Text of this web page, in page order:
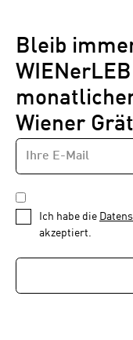
Bleib
Wiener
Newsletter
1
von
E-
MAIL-
ADRESSE
*
Ich habe die
akzeptiert.